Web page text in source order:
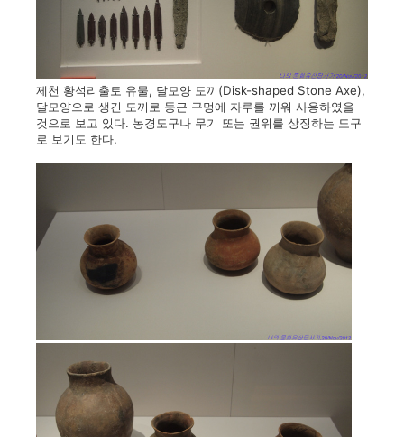
제천 황석리출토 유물, 달모양 도끼(Disk-shaped Stone Axe),
달모양으로 생긴 도끼로 둥근 구멍에 자루를 끼워 사용하였을
것으로 보고 있다. 농경도구나 무기 또는 권위를 상징하는 도구
로 보기도 한다.